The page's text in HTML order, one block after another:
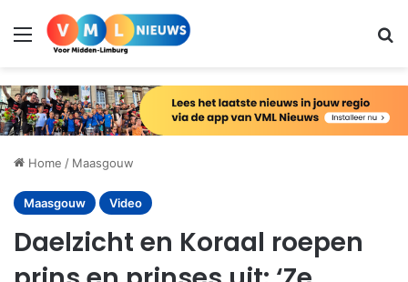
Menu
Home / Maasgouw
Maasgouw Video
Daelzicht en Koraal roepen